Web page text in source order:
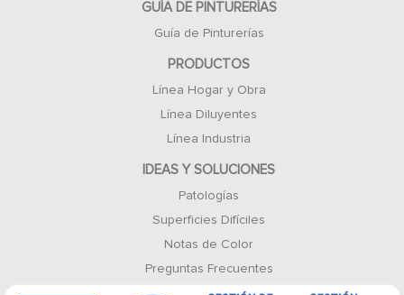
GUÍA DE PINTURERÍAS
Guía de Pinturerías
PRODUCTOS
Línea Hogar y Obra
Línea Diluyentes
Línea Industria
IDEAS Y SOLUCIONES
Patologías
Superficies Difíciles
Notas de Color
Preguntas Frecuentes